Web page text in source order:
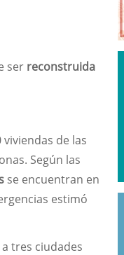
ser reconstruida
de las
Según las
se encuentran en
estimó
tres ciudades